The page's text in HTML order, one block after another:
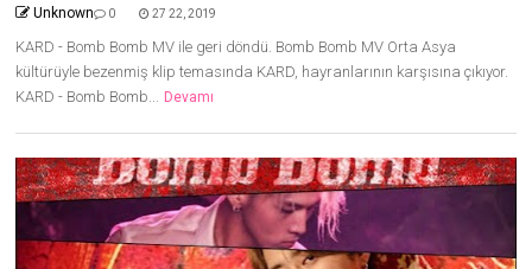
Unknown 0 27 22, 2019
KARD - Bomb Bomb MV ile geri döndü. Bomb Bomb MV Orta Asya
kültürüyle bezenmiş klip temasında KARD, hayranlarının karşısına çıkıyor.
KARD - Bomb Bomb... Devamı